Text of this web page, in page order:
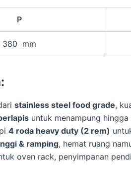
P
380 mm
stainless steel food grade,
untuk menampung
4 roda heavy duty (2 rem)
& ramping, hemat ruang
oven rack, penyimpanan